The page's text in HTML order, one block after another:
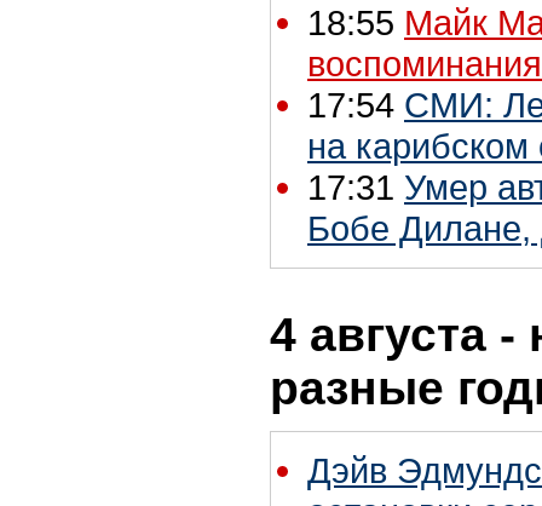
18:55 Майк
17:54 СМИ:
на карибском
17:31 Умер
Бобе Дилане,
4 августа -
разные
Дэйв Эдмундс